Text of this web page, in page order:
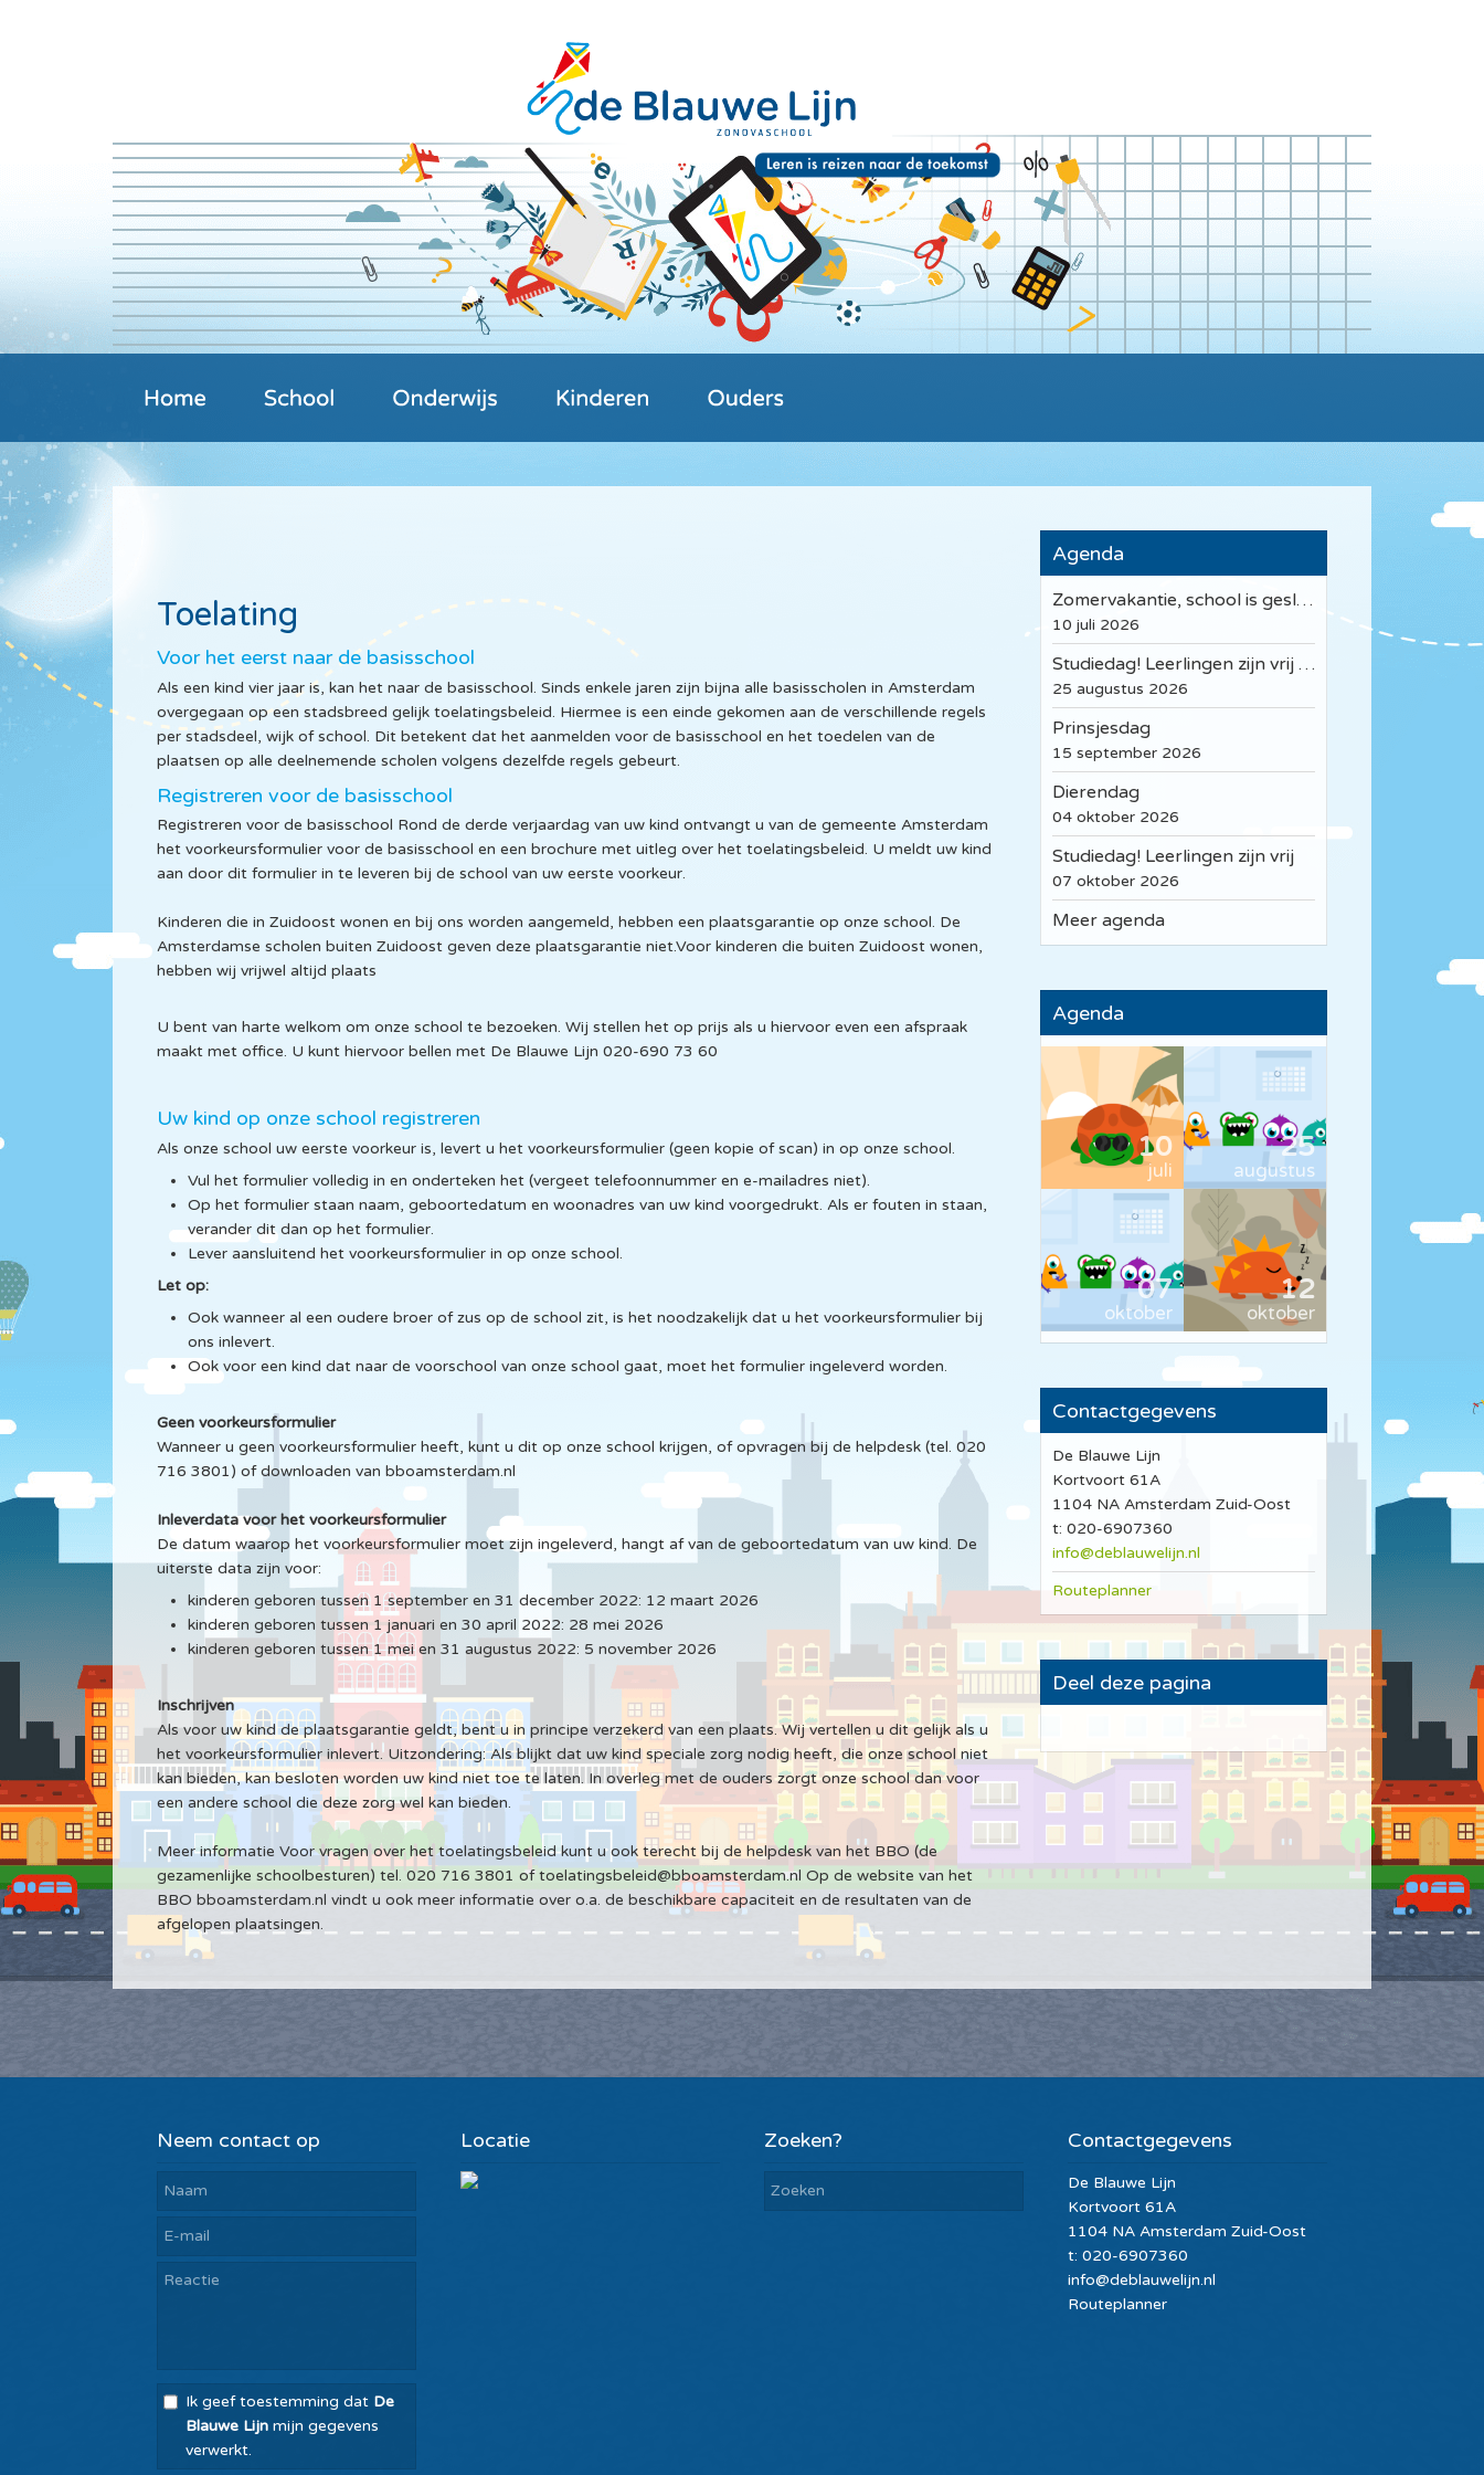
Toelating
Voor het eerst naar de basisschool
Als een kind vier jaar is, kan het naar de basisschool. Sinds enkele jaren zijn bijna alle basisscholen in Amsterdam
overgegaan op een stadsbreed gelijk toelatingsbeleid. Hiermee is een einde gekomen aan de verschillende regels
per stadsdeel, wijk of school. Dit betekent dat het aanmelden voor de basisschool en het toedelen van de
plaatsen op alle deelnemende scholen volgens dezelfde regels gebeurt.
Registreren voor de basisschool
Registreren voor de basisschool Rond de derde verjaardag van uw kind ontvangt u van de gemeente Amsterdam
het voorkeursformulier voor de basisschool en een brochure met uitleg over het toelatingsbeleid. U meldt uw kind
aan door dit formulier in te leveren bij de school van uw eerste voorkeur.
Kinderen die in Zuidoost wonen en bij ons worden aangemeld, hebben een plaatsgarantie op onze school. De
Amsterdamse scholen buiten Zuidoost geven deze plaatsgarantie niet.Voor kinderen die buiten Zuidoost wonen,
hebben wij vrijwel altijd plaats
U bent van harte welkom om onze school te bezoeken. Wij stellen het op prijs als u hiervoor even een afspraak
maakt met office. U kunt hiervoor bellen met De Blauwe Lijn 020-690 73 60
Uw kind op onze school registreren
Als onze school uw eerste voorkeur is, levert u het voorkeursformulier (geen kopie of scan) in op onze school.
Vul het formulier volledig in en onderteken het (vergeet telefoonnummer en e-mailadres niet).
Op het formulier staan naam, geboortedatum en woonadres van uw kind voorgedrukt. Als er fouten in staan,
verander dit dan op het formulier.
Lever aansluitend het voorkeursformulier in op onze school.
Let op:
Ook wanneer al een oudere broer of zus op de school zit, is het noodzakelijk dat u het voorkeursformulier bij
ons inlevert.
Ook voor een kind dat naar de voorschool van onze school gaat, moet het formulier ingeleverd worden.
Geen voorkeursformulier
Wanneer u geen voorkeursformulier heeft, kunt u dit op onze school krijgen, of opvragen bij de helpdesk (tel. 020
716 3801) of downloaden van bboamsterdam.nl
Inleverdata voor het voorkeursformulier
De datum waarop het voorkeursformulier moet zijn ingeleverd, hangt af van de geboortedatum van uw kind. De
uiterste data zijn voor:
kinderen geboren tussen 1 september en 31 december 2022: 12 maart 2026
kinderen geboren tussen 1 januari en 30 april 2022: 28 mei 2026
kinderen geboren tussen 1 mei en 31 augustus 2022: 5 november 2026
Inschrijven
Als voor uw kind de plaatsgarantie geldt, bent u in principe verzekerd van een plaats. Wij vertellen u dit gelijk als u
het voorkeursformulier inlevert. Uitzondering: Als blijkt dat uw kind speciale zorg nodig heeft, die onze school niet
kan bieden, kan besloten worden uw kind niet toe te laten. In overleg met de ouders zorgt onze school dan voor
een andere school die deze zorg wel kan bieden.
Meer informatie Voor vragen over het toelatingsbeleid kunt u ook terecht bij de helpdesk van het BBO (de
gezamenlijke schoolbesturen) tel. 020 716 3801 of toelatingsbeleid@bboamsterdam.nl Op de website van het
BBO bboamsterdam.nl vindt u ook meer informatie over o.a. de beschikbare capaciteit en de resultaten van de
afgelopen plaatsingen.
Agenda
Zomervakantie, school is gesloten!
10 juli 2026
Studiedag! Leerlingen zijn vrij ( Startgesprekken )
25 augustus 2026
Prinsjesdag
15 september 2026
Dierendag
04 oktober 2026
Studiedag! Leerlingen zijn vrij
07 oktober 2026
Meer agenda
Agenda
10
juli
25
augustus
07
oktober
12
oktober
Contactgegevens
De Blauwe Lijn
Kortvoort 61A
1104 NA Amsterdam Zuid-Oost
t: 020-6907360
info@deblauwelijn.nl
Routeplanner
Deel deze pagina
Neem contact op
Ik geef toestemming dat De
Blauwe Lijn mijn gegevens
verwerkt.
Locatie Zoeken? Contactgegevens
De Blauwe Lijn
Kortvoort 61A
1104 NA Amsterdam Zuid-Oost
t: 020-6907360
info@deblauwelijn.nl
Routeplanner